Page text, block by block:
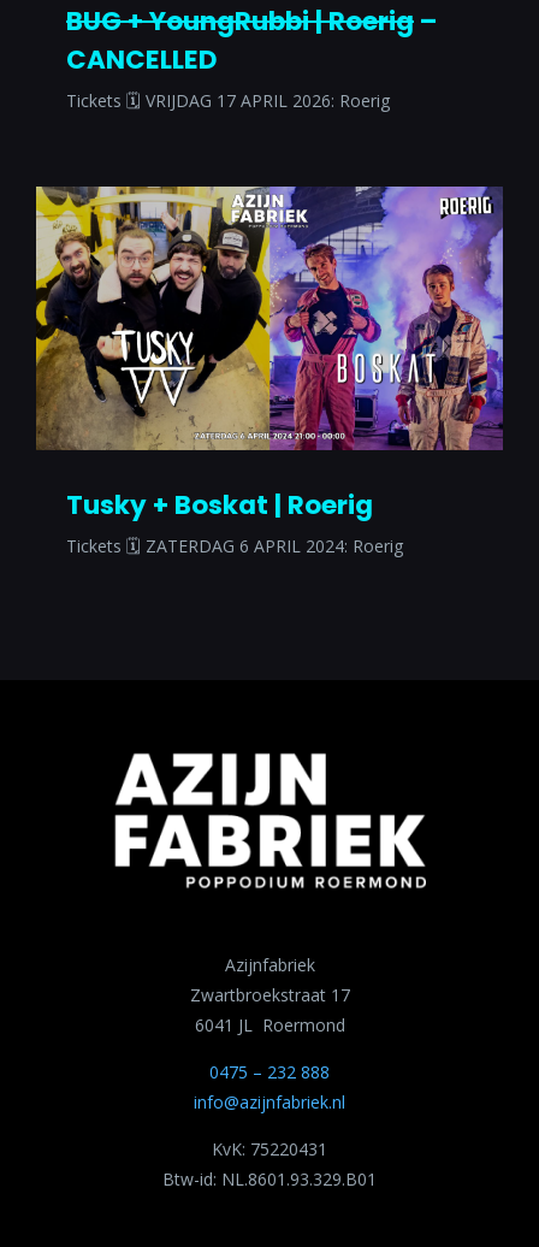
BUG + YoungRubbi | Roerig–
CANCELLED
Tickets 🗓 VRIJDAG 17 APRIL 2026: Roerig
Tusky + Boskat | Roerig
Tickets 🗓 ZATERDAG 6 APRIL 2024: Roerig
Azijnfabriek
Zwartbroekstraat 17
6041 JL Roermond
0475 – 232 888
info@azijnfabriek.nl
KvK: 75220431
Btw-id: NL.8601.93.329.B01